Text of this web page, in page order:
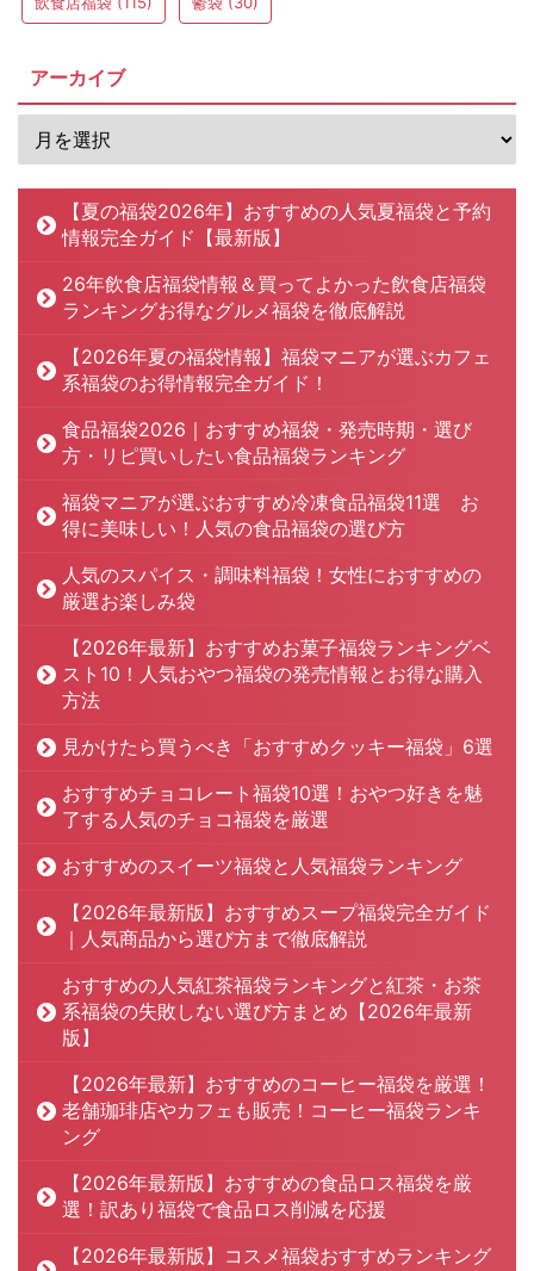
アーカイブ
【夏の福袋2026年】おすすめの人気夏福袋と予約
情報完全ガイド【最新版】
26年飲食店福袋情報＆買ってよかった飲食店福袋
ランキングお得なグルメ福袋を徹底解説
【2026年夏の福袋情報】福袋マニアが選ぶカフェ
系福袋のお得情報完全ガイド！
食品福袋2026｜おすすめ福袋・発売時期・選び
方・リピ買いしたい食品福袋ランキング
福袋マニアが選ぶおすすめ冷凍食品福袋11選 お
得に美味しい！人気の食品福袋の選び方
人気のスパイス・調味料福袋！女性におすすめの
厳選お楽しみ袋
【2026年最新】おすすめお菓子福袋ランキングベ
スト10！人気おやつ福袋の発売情報とお得な購入
方法
見かけたら買うべき「おすすめクッキー福袋」6選
おすすめチョコレート福袋10選！おやつ好きを魅
了する人気のチョコ福袋を厳選
おすすめのスイーツ福袋と人気福袋ランキング
【2026年最新版】おすすめスープ福袋完全ガイド
｜人気商品から選び方まで徹底解説
おすすめの人気紅茶福袋ランキングと紅茶・お茶
系福袋の失敗しない選び方まとめ【2026年最新
版】
【2026年最新】おすすめのコーヒー福袋を厳選！
老舗珈琲店やカフェも販売！コーヒー福袋ランキ
ング
【2026年最新版】おすすめの食品ロス福袋を厳
選！訳あり福袋で食品ロス削減を応援
【2026年最新版】コスメ福袋おすすめランキング